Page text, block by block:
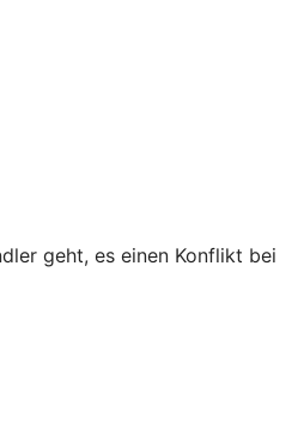
geht, es einen Konflikt bei